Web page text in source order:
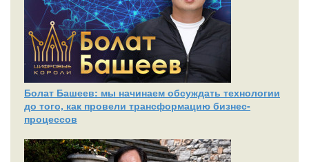
Болат Башеев: мы начинаем обсуждать технологии
до того, как провели трансформацию бизнес-
процессов